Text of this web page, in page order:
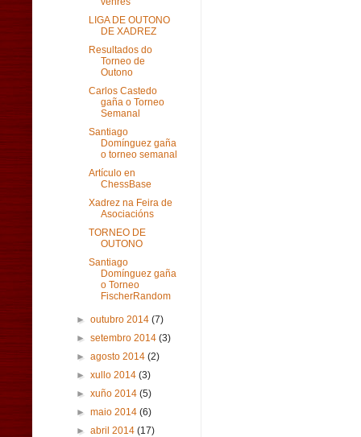
LIGA DE OUTONO
DE XADREZ
Resultados do
Torneo de
Outono
Carlos Castedo
gaña o Torneo
Semanal
Santiago
Domínguez gaña
o torneo semanal
Artículo en
ChessBase
Xadrez na Feira de
Asociacións
TORNEO DE
OUTONO
Santiago
Domínguez gaña
o Torneo
FischerRandom
►outubro 2014(7)
►setembro 2014(3)
►agosto 2014(2)
►xullo 2014(3)
►xuño 2014(5)
►maio 2014(6)
►abril 2014(17)